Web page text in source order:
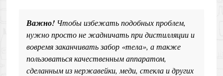
Важно! Чтобы избежать подобных проблем,
нужно просто не жадничать при дистилляции и
вовремя заканчивать забор «тела», а также
пользоваться качественным аппаратом,
сделанным из нержавейки, меди, стекла и других